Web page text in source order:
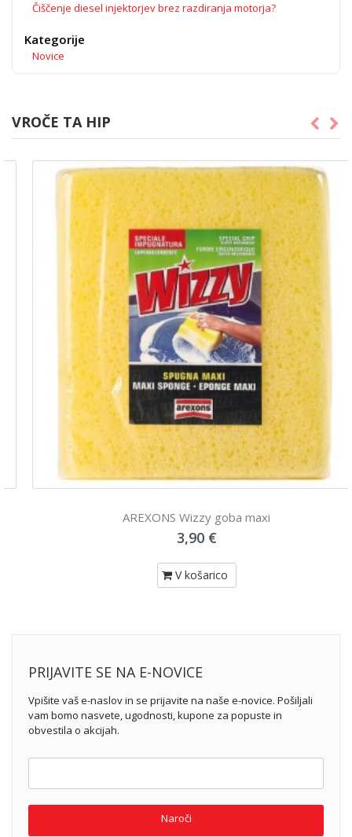
Čiščenje diesel injektorjev brez razdiranja motorja?
Kategorije
Novice
VROČE TA HIP
AREXONS Wizzy goba maxi
3,90 €
V košarico
PRIJAVITE SE NA E-NOVICE
Vpišite vaš e-naslov in se prijavite na naše e-novice. Pošiljali
vam bomo nasvete, ugodnosti, kupone za popuste in
obvestila o akcijah.
Naroči